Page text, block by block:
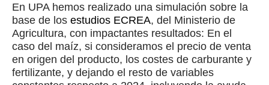
En UPA hemos realizado una simulación sobre la
base de los estudios ECREA, del Ministerio de
Agricultura, con impactantes resultados: En el
caso del maíz, si consideramos el precio de venta
en origen del producto, los costes de carburante y
fertilizante, y dejando el resto de variables